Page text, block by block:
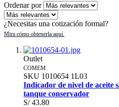
Ordenar por
¿Necesitas una cotización formal?
Outlet
COMEM
SKU 1010654 1L03
Indicador de nivel de aceite
tanque conservador
S/ 43.80